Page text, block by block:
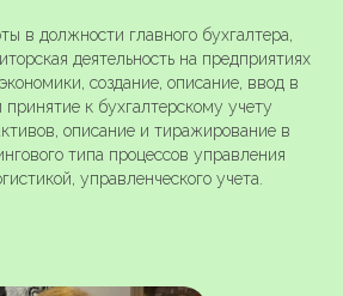
в должности главного бухгалтера,
деятельность на предприятиях
создание, описание, ввод в
к бухгалтерскому учету
описание и тиражирование в
типа процессов управления
управленческого учета.